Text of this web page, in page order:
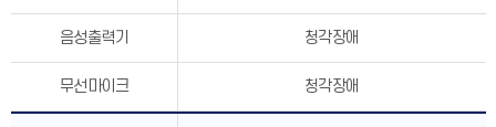
음성출력기 청각장애
무선마이크 청각장애